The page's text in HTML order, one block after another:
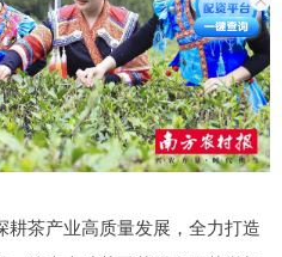
茶产业高质量发展，全力打造